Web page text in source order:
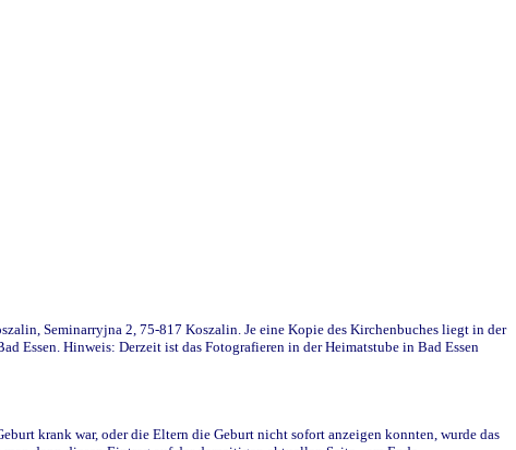
Seminarryjna 2, 75-817 Koszalin. Je eine Kopie des Kirchenbuches liegt in der
Essen. Hinweis: Derzeit ist das Fotografieren in der Heimatstube in Bad Essen
krank war, oder die Eltern die Geburt nicht sofort anzeigen konnten, wurde das